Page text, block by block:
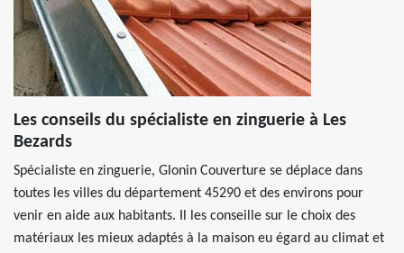
Les conseils du spécialiste en zinguerie à Les
Bezards
Spécialiste en zinguerie, Glonin Couverture se déplace dans
toutes les villes du département 45290 et des environs pour
venir en aide aux habitants. Il les conseille sur le choix des
matériaux les mieux adaptés à la maison eu égard au climat et